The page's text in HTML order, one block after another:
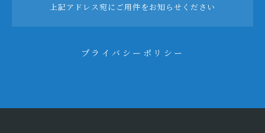
上記アドレス宛にご用件をお知らせください
プライバシーポリシー